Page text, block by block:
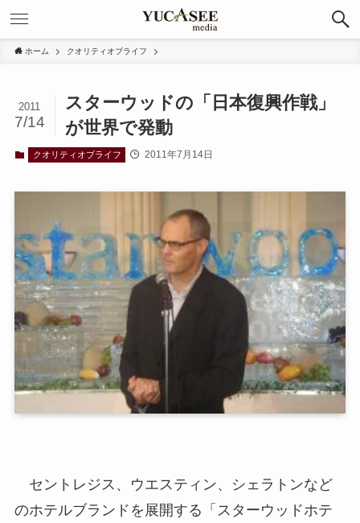
ホーム クオリティオブライフ
スターウッドの「日本復興作戦」
が世界で発動
2011
7/14
クオリティオブライフ 2011年7月14日
セントレジス、ウエスティン、シェラトンなど
のホテルブランドを展開する「スターウッドホテ